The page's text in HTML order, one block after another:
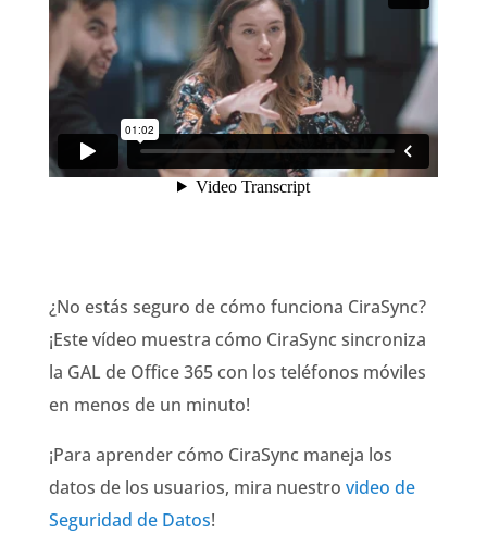
¿No estás seguro de cómo funciona CiraSync?
¡Este vídeo muestra cómo CiraSync sincroniza
la GAL de Office 365 con los teléfonos móviles
en menos de un minuto!
¡Para aprender cómo CiraSync maneja los
datos de los usuarios, mira nuestro video de
Seguridad de Datos!